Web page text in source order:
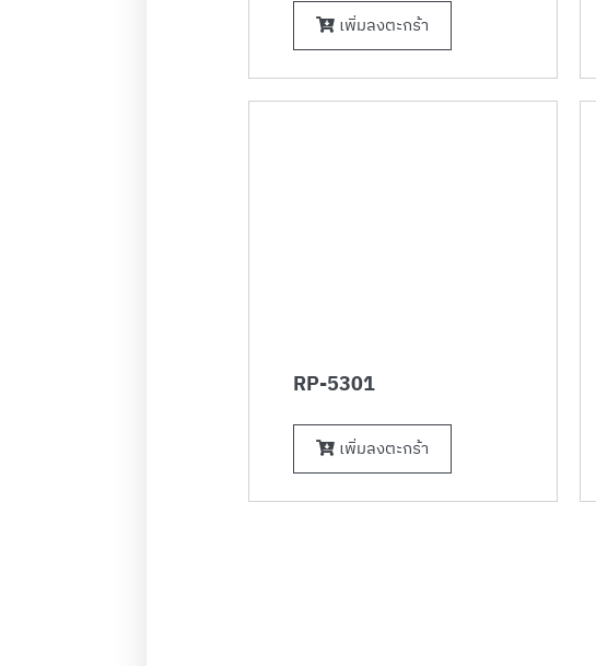
เพิ่มลงตะกร้า
RP-5301
เพิ่มลงตะกร้า